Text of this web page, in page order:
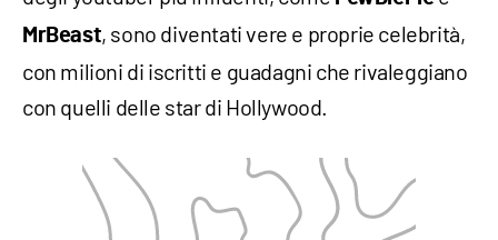
MrBeast, sono diventati vere e proprie celebrità,
con milioni di iscritti e guadagni che rivaleggiano
con quelli delle star di Hollywood.